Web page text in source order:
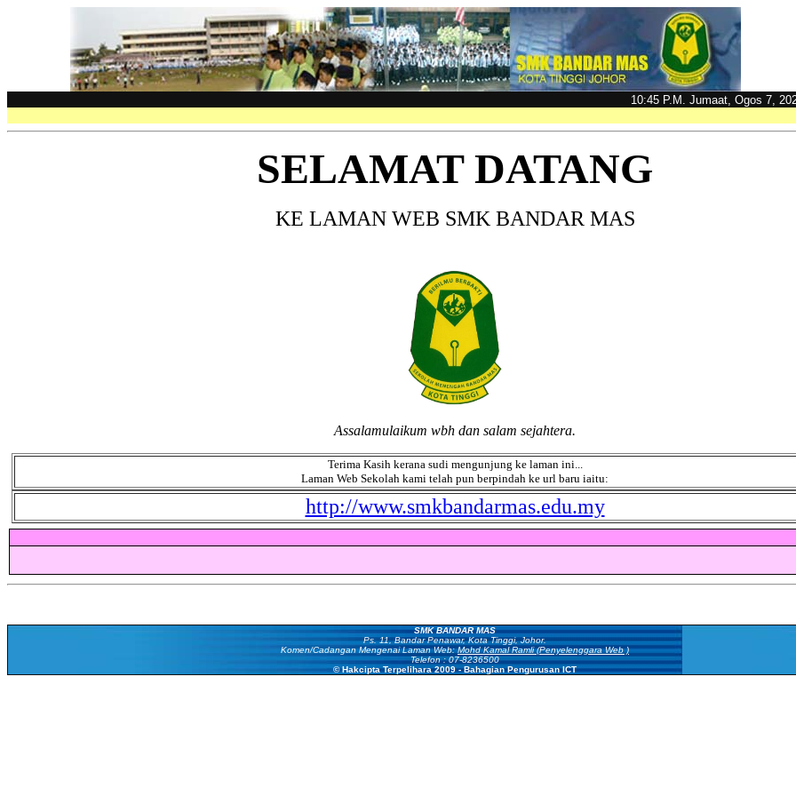
10:45 P.M. Jumaat, Ogos 7,
SELAMAT DATANG
KE LAMAN WEB SMK BANDAR MAS
Assalamulaikum wbh dan salam sejahtera.
Terima Kasih kerana sudi mengunjung ke laman ini...
Laman Web Sekolah kami telah pun berpindah ke url baru iaitu:
http://www.smkbandarmas.edu.my
SMK BANDAR MAS
Ps. 11, Bandar Penawar, Kota Tinggi, Johor.
Komen/Cadangan Mengenai Laman Web:Mohd Kamal Ramli(Penyelenggara Web )
Telefon : 07-8236500
© Hakcipta Terpelihara 2009 - Bahagian Pengurusan ICT